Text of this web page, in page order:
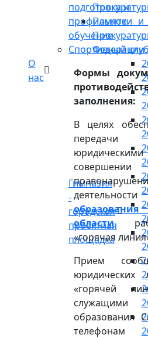
О
нас
подготовка и
профильное
обучение
Спортивный клуб
Гимназия
-
городская
проектная
площадка
Памятки и
Федерации
Формы
заполнения:
В целях
области
«горячая
Прием
«горячей
образования
телефонам